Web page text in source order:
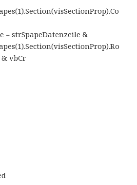
= strSpapeDatenzeile &
& vbCr